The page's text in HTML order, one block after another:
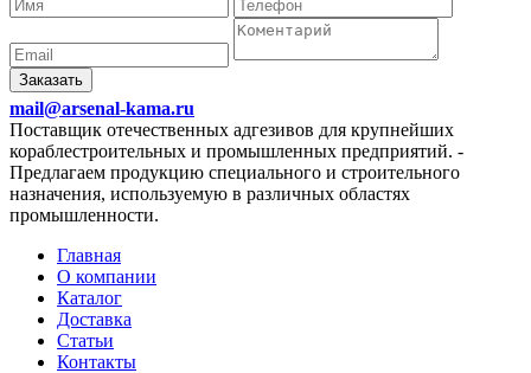
Заказать
mail@arsenal-kama.ru
Поставщик отечественных адгезивов для крупнейших
кораблестроительных и промышленных предприятий. -
Предлагаем продукцию специального и строительного
назначения, используемую в различных областях
промышленности.
Главная
О компании
Каталог
Доставка
Статьи
Контакты